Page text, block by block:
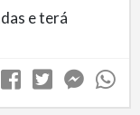
e terá